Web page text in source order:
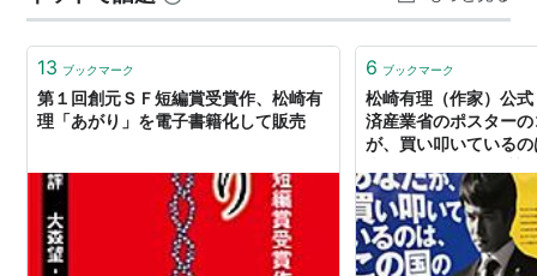
がいっこうにやってこない50の理由 不可能旅行社の冒険
ーーけ…
13 ブックマーク
第１回創元ＳＦ短編賞受賞作、松崎有
理「あがり」を電子書籍化して販売
6 ブックマーク
松崎有理（作家）公
済産業省のポスター
が、買い叩いている
を」 が素晴らしすぎ
貼りまくってほしい
+フリーランス。
https://t.co/